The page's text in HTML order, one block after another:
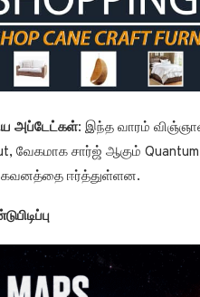
அப்டேட்கள்: இந்த வாரம்
வேகமாக சார்ஜ் ஆகும்
ஈர்த்துள்ளன.